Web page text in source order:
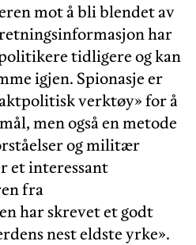
mot å bli blendet av
har
tidligere og kan
igjen. Spionasje er
verktøy» for å
men også en metode
og militær
et interessant
fra
har skrevet et godt
nest eldste yrke».